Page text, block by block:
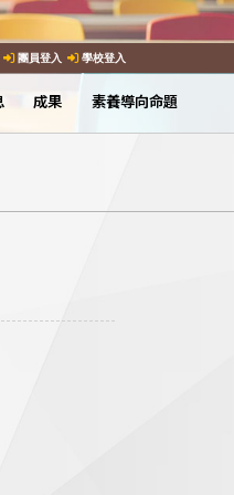
團員登入 學校登入
成果 素養導向命題